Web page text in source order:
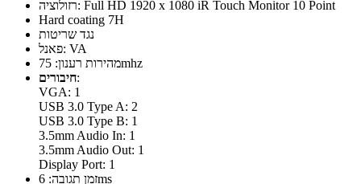
רזולוציה: Full HD 1920 x 1080 iR Touch Monitor 10 Point
Hard coating 7H
נגד שריטות
פאנל: VA
מהירות רענון: 75mhz
חיבורים:
VGA: 1
USB 3.0 Type A: 2
USB 3.0 Type B: 1
3.5mm Audio In: 1
3.5mm Audio Out: 1
Display Port: 1
זמן תגובה: 6ms